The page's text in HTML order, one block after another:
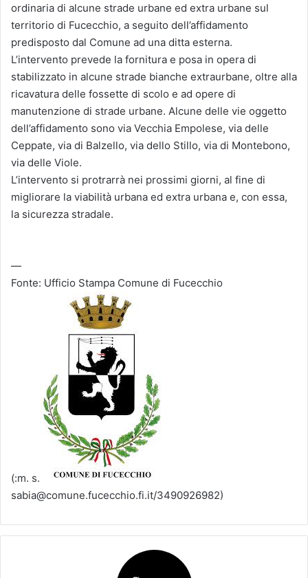
ordinaria di alcune strade urbane ed extra urbane sul
territorio di Fucecchio, a seguito dell’affidamento
predisposto dal Comune ad una ditta esterna.
L’intervento prevede la fornitura e posa in opera di
stabilizzato in alcune strade bianche extraurbane, oltre alla
ricavatura delle fossette di scolo e ad opere di
manutenzione di strade urbane. Alcune delle vie oggetto
dell’affidamento sono via Vecchia Empolese, via delle
Ceppate, via di Balzello, via dello Stillo, via di Montebono,
via delle Viole.
L’intervento si protrarrà nei prossimi giorni, al fine di
migliorare la viabilità urbana ed extra urbana e, con essa,
la sicurezza stradale.
—
Fonte: Ufficio Stampa Comune di Fucecchio
(:m. s.
sabia@comune.fucecchio.fi.it/3490926982)